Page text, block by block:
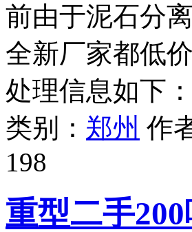
前由于泥石分
全新厂家都低
处理信息如下：
类别： 郑州 作
198
重型二手